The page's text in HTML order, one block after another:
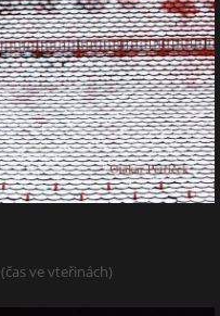
(čas ve vteřinách)